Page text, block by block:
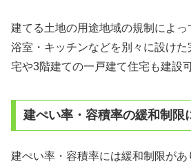
建てる土地の用途地域の規制によっ
浴室・キッチンなどを別々に設け
宅や3階建ての一戸建て住宅も建設
建ぺい率・容積率の緩和制限
建ぺい率・容積率には緩和制限が